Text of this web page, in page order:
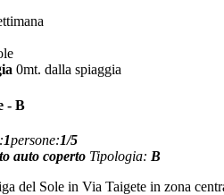
0mt. dalla spiaggia
- B
1persone:1/5
auto coperto Tipologia: B
del Sole in Via Taigete in zona